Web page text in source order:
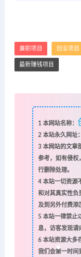
兼职项目 创业项目
最新赚钱项目
1 本网站名称：
2本站永久网址：
3本网站的文章
参考，如有侵权
行删除处理。
4本站一切资源
和对其真实性负
及到另外付费添
5本站一律禁止
息，访客发现请
6本站资源大多
我们会第一时间